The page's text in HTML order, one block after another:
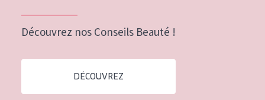
Peau mature
Peau ménopausée
Découvrez nos Conseils Beauté !
DÉCOUVREZ